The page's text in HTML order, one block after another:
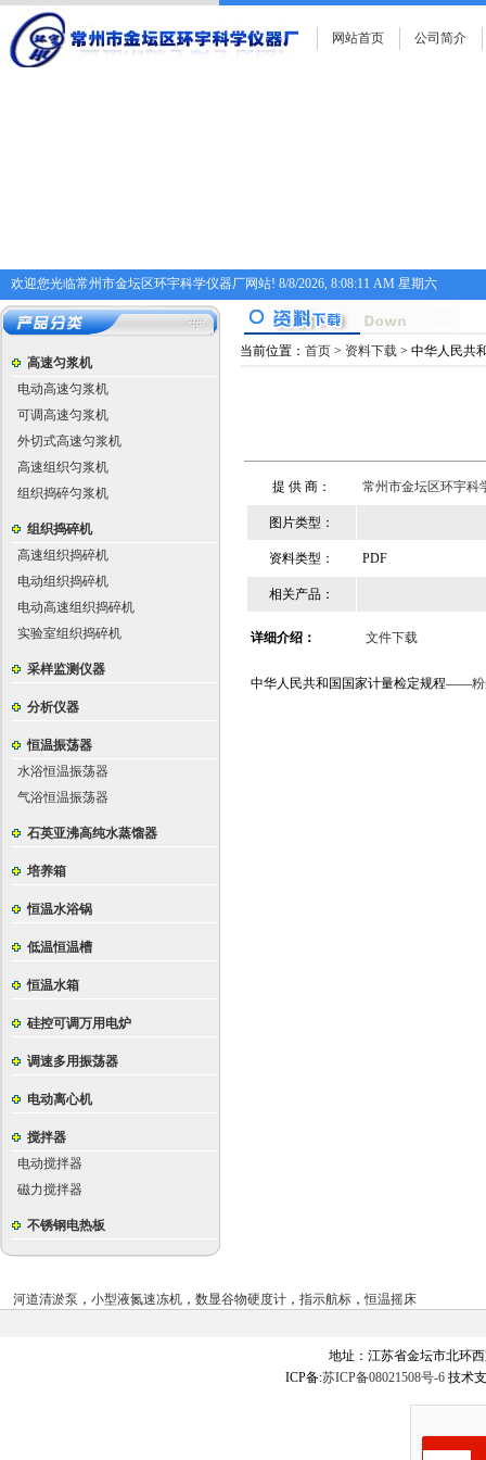
网站首页 公司简介
欢迎您光临常州市金坛区环宇科学仪器厂网站! 8/8/2026, 8:08:12 AM 星期六
高速匀浆机
电动高速匀浆机
可调高速匀浆机
外切式高速匀浆机
高速组织匀浆机
组织捣碎匀浆机
组织捣碎机
高速组织捣碎机
电动组织捣碎机
电动高速组织捣碎机
实验室组织捣碎机
采样监测仪器
分析仪器
恒温振荡器
水浴恒温振荡器
气浴恒温振荡器
石英亚沸高纯水蒸馏器
培养箱
恒温水浴锅
低温恒温槽
恒温水箱
硅控可调万用电炉
调速多用振荡器
电动离心机
搅拌器
电动搅拌器
磁力搅拌器
不锈钢电热板
当前位置： 首页 > 资料下载 > 中华人民共
提 供 商： 常州市金坛区环宇科
图片类型：
资料类型： PDF
相关产品：
详细介绍： 文件下载
中华人民共和国国家计量检定规程——
河道清淤泵 ， 小型液氮速冻机 ， 数显谷物硬度计 ， 指示航标 ，恒温摇床
地址：江苏省金坛市北环
ICP备:苏ICP备08021508号-6 技术